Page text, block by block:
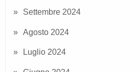
Settembre 2024
Agosto 2024
Luglio 2024